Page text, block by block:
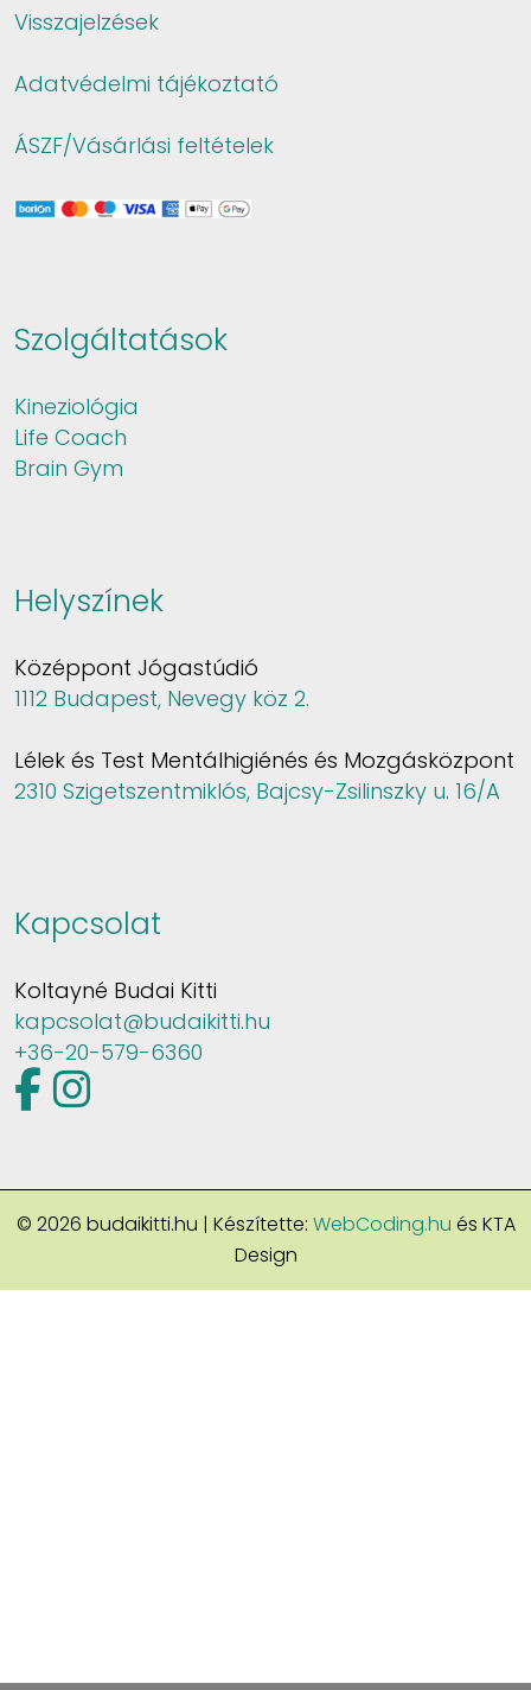
Visszajelzések
Adatvédelmi tájékoztató
ÁSZF/Vásárlási feltételek
Szolgáltatások
Kineziológia
Life Coach
Brain Gym
Helyszínek
Középpont Jógastúdió
1112 Budapest, Nevegy köz 2.
Lélek és Test Mentálhigiénés és Mozgásközpont
2310 Szigetszentmiklós, Bajcsy-Zsilinszky u. 16/A
Kapcsolat
Koltayné Budai Kitti
kapcsolat@budaikitti.hu
+36-20-579-6360
© 2026 budaikitti.hu | Készítette: WebCoding.hu és KTA
Design